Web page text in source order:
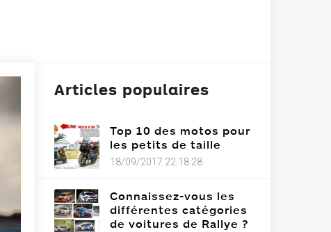
Articles populaires
Top 10 des motos pour
les petits de taille
18/09/2017 22:18:28
Connaissez-vous les
différentes catégories
de voitures de Rallye ?